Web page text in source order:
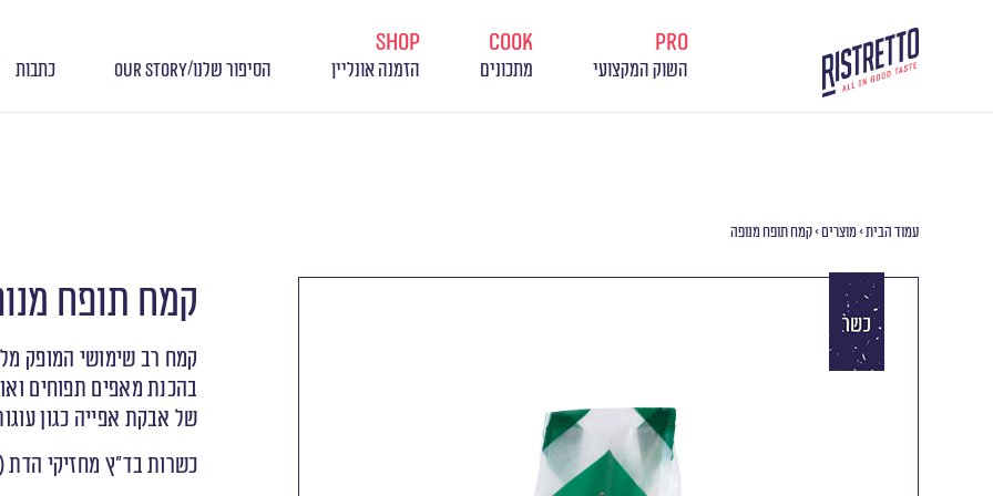
pro
השוק המקצועי
cook
מתכונים
shop
הזמנה אונליין הסיפור שלנו/
OUR STORY כתבות
עמוד הבית>מוצרים>קמח תופח מנופה
קמח תופח
קמח רב שימושי המופק
בהכנת מאפים תפוחים
של אבקת אפייה כגון
כשרות בד״ץ מחזיקי הדת